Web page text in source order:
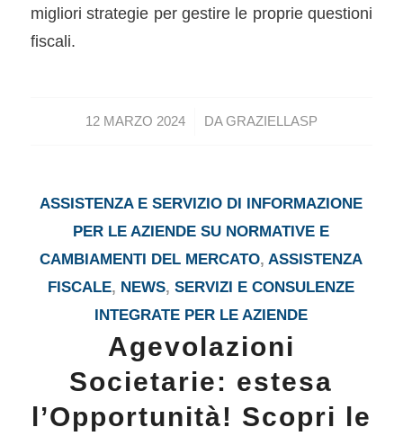
migliori strategie per gestire le proprie questioni
fiscali.
12 MARZO 2024
/ DAGRAZIELLASP
ASSISTENZA E SERVIZIO DI INFORMAZIONE
PER LE AZIENDE SU NORMATIVE E
CAMBIAMENTI DEL MERCATO,ASSISTENZA
FISCALE, NEWS,SERVIZI E CONSULENZE
INTEGRATE PER LE AZIENDE
Agevolazioni
Societarie: estesa
l’Opportunità! Scopri le